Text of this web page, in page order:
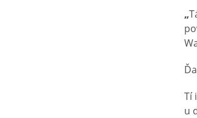
„
Tí
u